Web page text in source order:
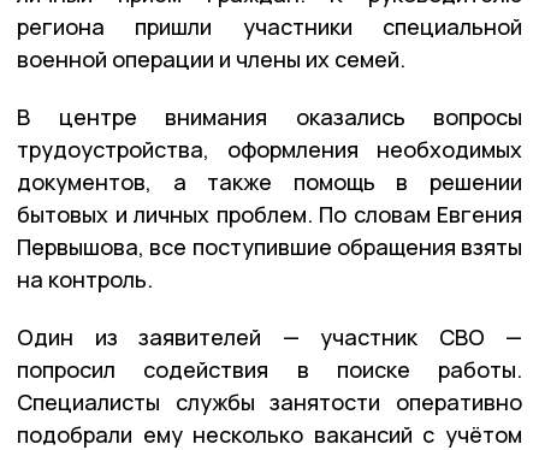
региона пришли участники специальной
военной операции и члены их семей.
В центре внимания оказались вопросы
трудоустройства, оформления необходимых
документов, а также помощь в решении
бытовых и личных проблем. По словам Евгения
Первышова, все поступившие обращения взяты
на контроль.
Один из заявителей — участник СВО —
попросил содействия в поиске работы.
Специалисты службы занятости оперативно
подобрали ему несколько вакансий с учётом